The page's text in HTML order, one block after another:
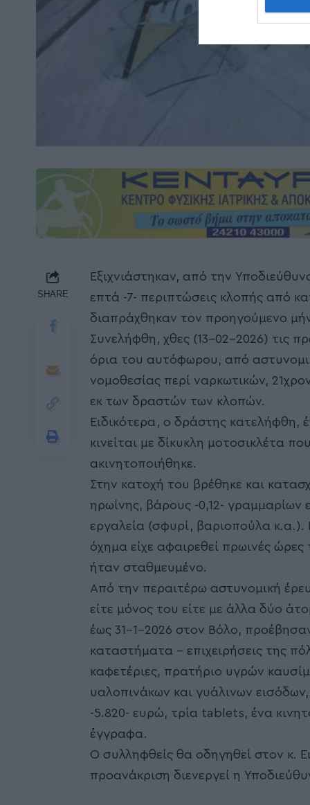
SHARE
Εξιχνιάστηκαν, από την
επτά -7- περιπτώσεις κλοπής από
διαπράχθηκαν τον προηγούμενο
Συνελήφθη, χθες (13-02-2026) τις
όρια του αυτόφωρου, από
νομοθεσίας περί ναρκωτικών,
εκ των δραστών των κλοπών.
Ειδικότερα, ο δράστης κατελήφθη,
κινείται με δίκυκλη μοτοσικλέτα
ακινητοποιήθηκε.
Στην κατοχή του βρέθηκε και
ηρωίνης, βάρους -0,12- γραμμαρίων
εργαλεία (σφυρί, βαριοπούλα
όχημα είχε αφαιρεθεί πρωινές
ήταν σταθμευμένο.
Από την περαιτέρω αστυνομική
είτε μόνος του είτε με άλλα δύο
έως 31-1-2026 στον Βόλο,
καταστήματα – επιχειρήσεις της
καφετέριες, πρατήριο υγρών
υαλοπινάκων και γυάλινων
-5.820- ευρώ, τρία tablets, ένα
έγγραφα.
Ο συλληφθείς θα οδηγηθεί στον κ.
προανάκριση διενεργεί η